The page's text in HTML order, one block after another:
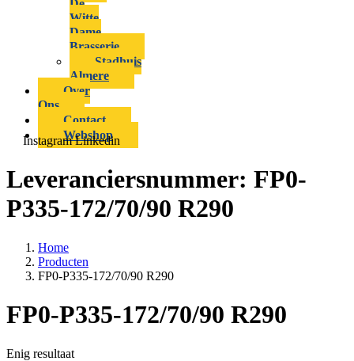
De
Witte
Dame
Brasserie
Stadhuis
Almere
Over
Ons
Contact
Webshop
Instagram Linkedin
Leveranciersnummer: FP0-
P335-172/70/90 R290
Home
Producten
FP0-P335-172/70/90 R290
FP0-P335-172/70/90 R290
Enig resultaat